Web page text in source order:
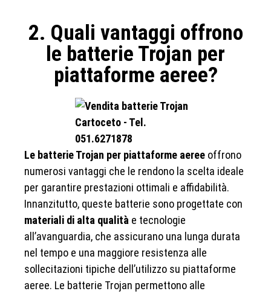
2. Quali vantaggi offrono
le batterie Trojan per
piattaforme aeree?
Le batterie Trojan per piattaforme aeree offrono
numerosi vantaggi che le rendono la scelta ideale
per garantire prestazioni ottimali e affidabilità.
Innanzitutto, queste batterie sono progettate con
materiali di alta qualità e tecnologie
all’avanguardia, che assicurano una lunga durata
nel tempo e una maggiore resistenza alle
sollecitazioni tipiche dell’utilizzo su piattaforme
aeree. Le batterie Trojan permettono alle